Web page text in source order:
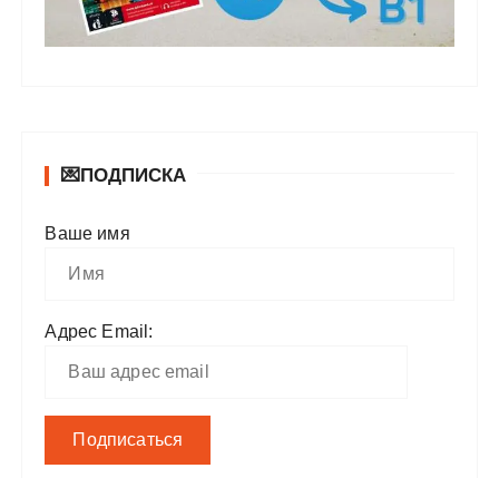
💌ПОДПИСКА
Ваше имя
Адрес Email: